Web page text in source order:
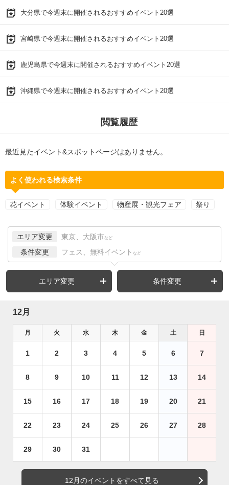
大分県で今週末に開催されるおすすめイベント20選
宮崎県で今週末に開催されるおすすめイベント20選
鹿児島県で今週末に開催されるおすすめイベント20選
沖縄県で今週末に開催されるおすすめイベント20選
閲覧履歴
最近見たイベント&スポットページはありません。
よく使われる検索条件
花イベント 体験イベント 物産展・観光フェア 祭り
エリア変更 東京、大阪市 など
条件変更 フェス、無料イベント など
エリア変更 条件変更
12月
月 火 水 木 金 土 日
1 2 3 4 5 6 7
8 9 10 11 12 13 14
15 16 17 18 19 20 21
22 23 24 25 26 27 28
29 30 31
12月のイベントをすべて見る